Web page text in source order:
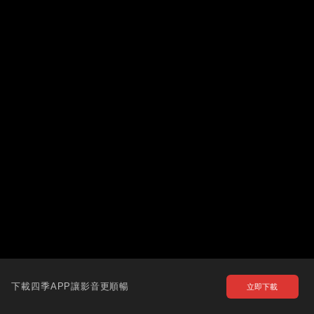
下載四季APP讓影音更順暢 立即下載